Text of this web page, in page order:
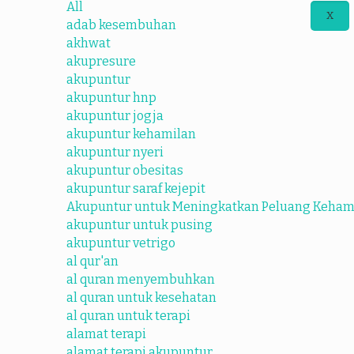
X
All
adab kesembuhan
akhwat
akupresure
akupuntur
akupuntur hnp
akupuntur jogja
akupuntur kehamilan
akupuntur nyeri
akupuntur obesitas
akupuntur saraf kejepit
Akupuntur untuk Meningkatkan Peluang
akupuntur untuk pusing
akupuntur vetrigo
al qur'an
al quran menyembuhkan
al quran untuk kesehatan
al quran untuk terapi
alamat terapi